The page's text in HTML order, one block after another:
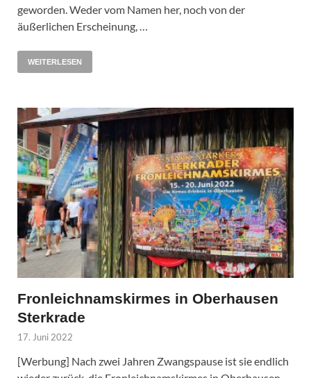
geworden. Weder vom Namen her, noch von der
äußerlichen Erscheinung, …
WEITERLESEN
Fronleichnamskirmes in Oberhausen
Sterkrade
17. Juni 2022
[Werbung] Nach zwei Jahren Zwangspause ist sie endlich